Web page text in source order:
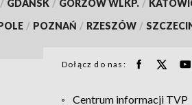
/ GDAŃSK / GORZÓW WLKP. /
/ POZNAŃ / RZESZÓW /
Dołącz do nas:
Centrum informacji TVP